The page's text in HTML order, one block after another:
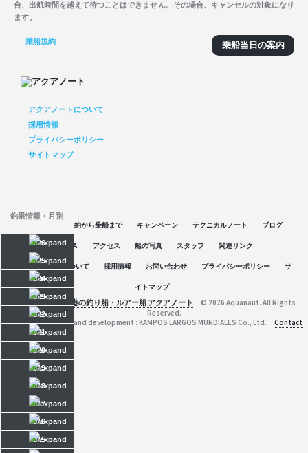
釣果情報・月別
2026
2025
2024
2023
2022
2021
2020
2019
2018
2017
2016
2015
合、出航時間を越えて待つことはできません。その場合、キャンセルの対象になり
ます。
乗船当日の案内
乗船規約
アクアノートについて
採用情報
プライバシーポリシー
サイトマップ
予約から乗船まで キャンペーン テクニカルノート ブログ
Ｑ＆Ａ アクセス 船の写真 スタッフ 関連リンク
アクアノートについて 採用情報 お問い合わせ プライバシーポリシー サ
イトマップ
京都府舞鶴港の釣り船・ルアー船 アクアノート
© 2026 Aquanaut. All Rights
Reserved.
Web planning and development : KAMPOS LARGOS MUNDIALES Co., Ltd.Contact